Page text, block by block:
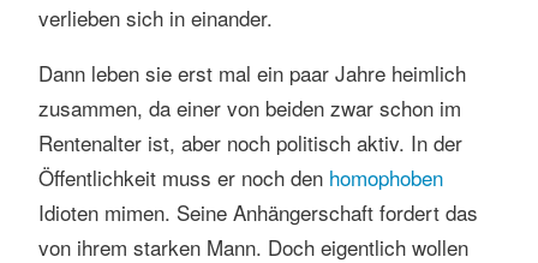
verlieben sich in einander.
Dann leben sie erst mal ein paar Jahre heimlich
zusammen, da einer von beiden zwar schon im
Rentenalter ist, aber noch politisch aktiv. In der
Öffentlichkeit muss er noch den homophoben
Idioten mimen. Seine Anhängerschaft fordert das
von ihrem starken Mann. Doch eigentlich wollen
l
a
s
s